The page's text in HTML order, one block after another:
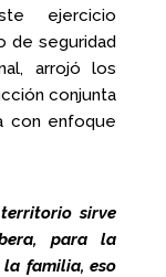
ejercicio
de seguridad
arrojó los
conjunta
con enfoque
sirve
para la
familia, eso